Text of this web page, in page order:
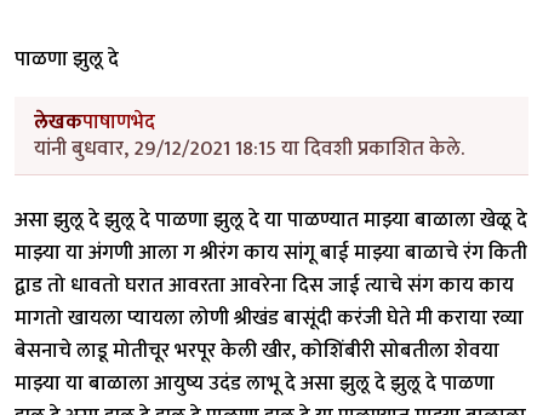
पाळणा झुलू दे
लेखकपाषाणभेद
यांनी बुधवार, 29/12/2021 18:15 या दिवशी प्रकाशित केले.
असा झुलू दे झुलू दे पाळणा झुलू दे या पाळण्यात माझ्या बाळाला खेळू दे
माझ्या या अंगणी आला ग श्रीरंग काय सांगू बाई माझ्या बाळाचे रंग किती
द्वाड तो धावतो घरात आवरता आवरेना दिस जाई त्याचे संग काय काय
मागतो खायला प्यायला लोणी श्रीखंड बासूंदी करंजी घेते मी कराया रव्या
बेसनाचे लाडू मोतीचूर भरपूर केली खीर, कोशिंबीरी सोबतीला शेवया
माझ्या या बाळाला आयुष्य उदंड लाभू दे असा झुलू दे झुलू दे पाळणा